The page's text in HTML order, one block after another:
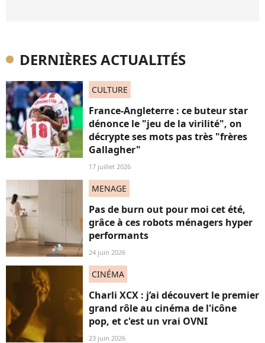
DERNIÈRES ACTUALITÉS
CULTURE
France-Angleterre : ce buteur star
dénonce le "jeu de la virilité", on
décrypte ses mots pas très "frères
Gallagher"
17 juillet 2026
MENAGE
Pas de burn out pour moi cet été,
grâce à ces robots ménagers hyper
performants
24 juin 2026
CINÉMA
Charli XCX : j’ai découvert le premier
grand rôle au cinéma de l'icône
pop, et c'est un vrai OVNI
23 juin 2026